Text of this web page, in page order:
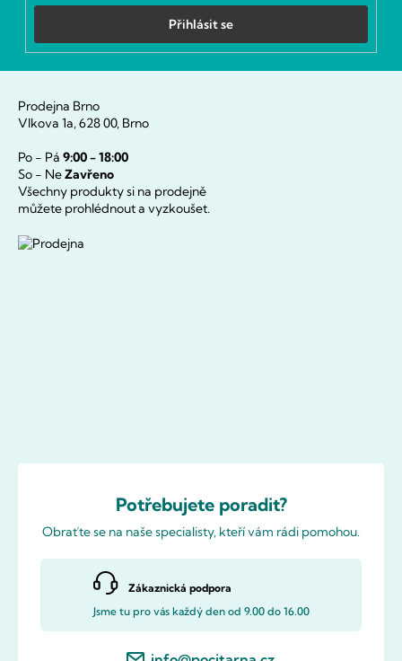
Přihlásit se
Prodejna Brno
Vlkova 1a, 628 00, Brno
Po - Pá 9:00 - 18:00
So - NeZavřeno
Všechny produkty si na prodejně
můžete prohlédnout a vyzkoušet.
Potřebujete poradit?
Obraťte se na naše specialisty, kteří vám rádi pomohou.
Zákaznická podpora
Jsme tu pro vás každý den od 9.00 do 16.00